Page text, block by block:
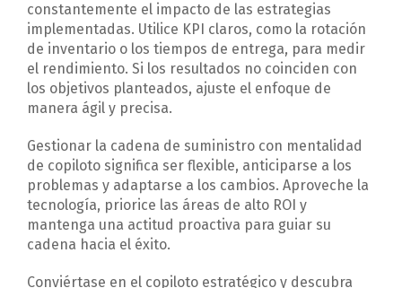
constantemente el impacto de las estrategias
implementadas. Utilice KPI claros, como la rotación
de inventario o los tiempos de entrega, para medir
el rendimiento. Si los resultados no coinciden con
los objetivos planteados, ajuste el enfoque de
manera ágil y precisa.
Gestionar la cadena de suministro con mentalidad
de copiloto significa ser flexible, anticiparse a los
problemas y adaptarse a los cambios. Aproveche la
tecnología, priorice las áreas de alto ROI y
mantenga una actitud proactiva para guiar su
cadena hacia el éxito.
Conviértase en el copiloto estratégico y descubra